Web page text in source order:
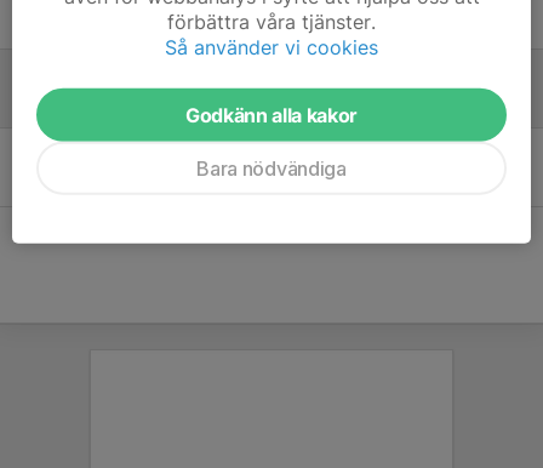
9 jan 2025förbättra våra tjänster.
Så använder vi cookies
Godkänn alla kakor
Bara nödvändiga